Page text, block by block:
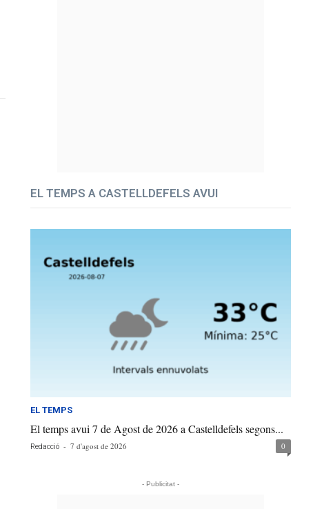
EL TEMPS A CASTELLDEFELS AVUI
EL TEMPS
El temps avui 7 de Agost de 2026 a Castelldefels segons...
Redacció - 7 d'agost de 2026 0
- Publicitat -